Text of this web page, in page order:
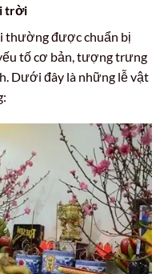
trời
thường được chuẩn bị
tố cơ bản, tượng trưng
Dưới đây là những lễ vật